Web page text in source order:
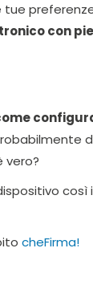
tue
con
vero?
cheFirma!